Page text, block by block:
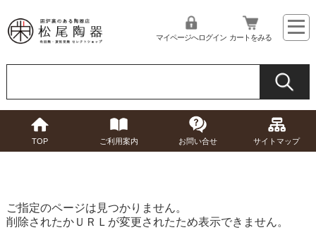
マイページへログイン カートをみる
TOP ご利用案内 お問い合せ サイトマップ
ご指定のページは見つかりません。
削除されたかＵＲＬが変更されたため表示できません。